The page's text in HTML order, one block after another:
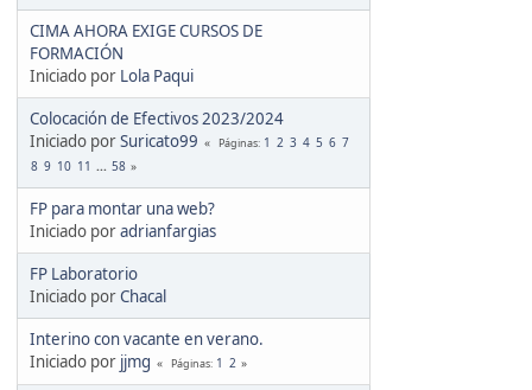
CIMA AHORA EXIGE CURSOS DE
FORMACIÓN
Iniciado por Lola Paqui
Colocación de Efectivos 2023/2024
Iniciado porSuricato99 Páginas 1 2 3 4 5 6 7
8 9 10 11 ... 58
FP para montar una web?
Iniciado poradrianfargias
FP Laboratorio
Iniciado porChacal
Interino con vacante en verano.
Iniciado por jjmg Páginas 1 2